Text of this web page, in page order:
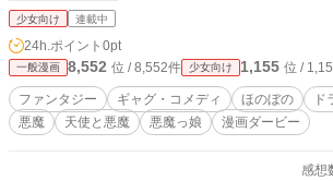
少女向け 連載中
24h.ポイント 0pt
一般漫画 8,552 位 / 8,552件 少女向け 1,155 位 /
ファンタジー ギャグ・コメディ ほのぼの ド
悪魔
天使と悪魔 悪魔っ娘 漫画ダービー
感想